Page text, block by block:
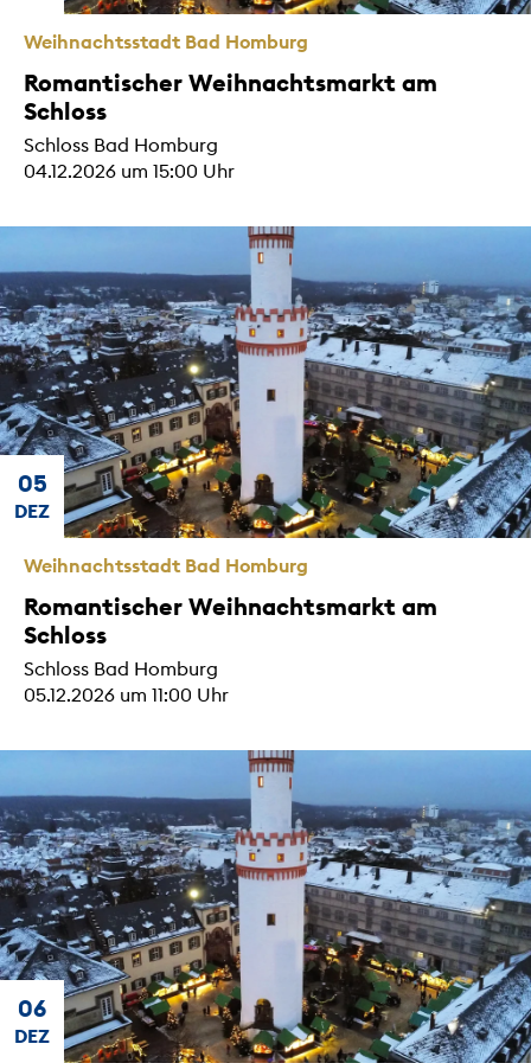
Weihnachtsstadt Bad Homburg
Romantischer Weihnachtsmarkt am
Schloss
Schloss Bad Homburg
04.12.2026 um 15:00 Uhr
Weihnachtsstadt Bad Homburg
Romantischer Weihnachtsmarkt am
Schloss
Schloss Bad Homburg
05.12.2026 um 11:00 Uhr
05
DEZ
06
DEZ